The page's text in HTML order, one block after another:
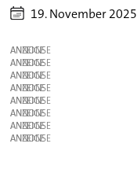
19. November 2025
ANZEIGE
ANZEIGE
ANZEIGE
ANZEIGE
ANZEIGE
ANZEIGE
ANZEIGE
ANZEIGE